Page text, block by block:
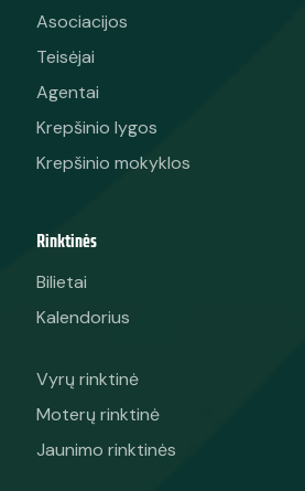
Asociacijos
Teisėjai
Agentai
Krepšinio lygos
Krepšinio mokyklos
Rinktinės
Bilietai
Kalendorius
Vyrų rinktinė
Moterų rinktinė
Jaunimo rinktinės